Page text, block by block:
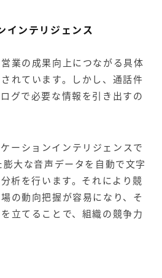
インテリジェンス
業の成果向上につながる具体
れています。しかし、通話件
グで必要な情報を引き出すの
ーションインテリジェンスで
大な音声データを自動で文字
析を行います。それにより競
の動向把握が容易になり、そ
立てることで、組織の競争力